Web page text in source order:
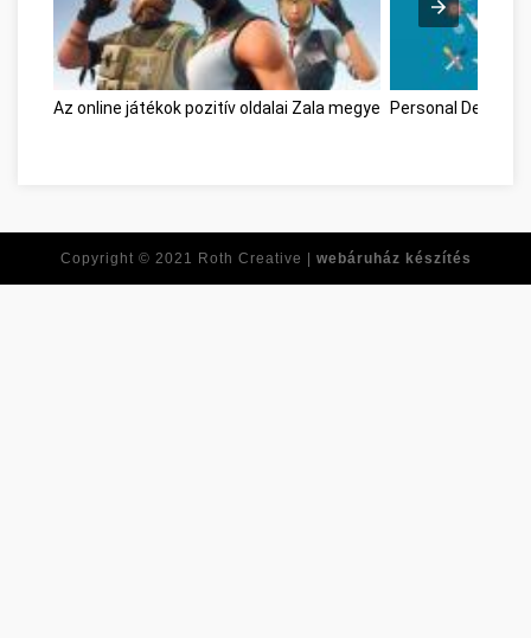
Az online játékok pozitív oldalai Zala megye Personal
Copyright © 2021 Roth Creative | webáruház készítés